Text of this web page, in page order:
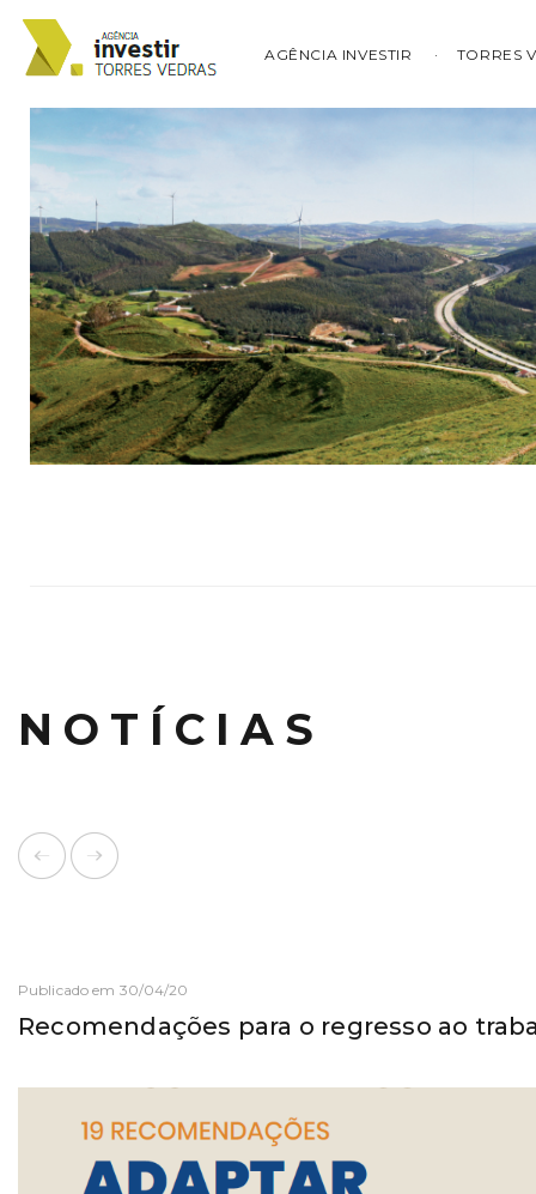
AGÊNCIA INVESTIR TORRES
NOTÍCIAS
Publicado em 30/04/20
Recomendações para o regresso ao